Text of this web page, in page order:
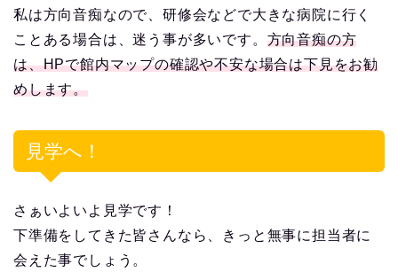
私は方向音痴なので、研修会などで大きな病院に行く
ことある場合は、迷う事が多いです。 方向音痴の方
は、HPで館内マップの確認や不安な場合は下見をお勧
めします。
見学へ！
さぁいよいよ見学です！
下準備をしてきた皆さんなら、きっと無事に担当者に
会えた事でしょう。